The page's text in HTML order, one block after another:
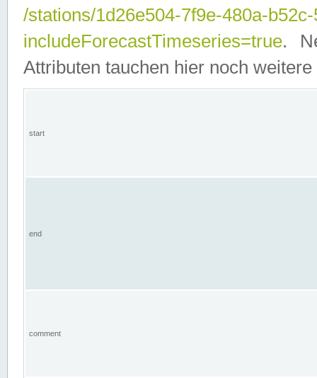
/stations/1d26e504-7f9e-480a-
includeForecastTimeseries=true.
Attributen tauchen hier noch weitere
start
end
comment